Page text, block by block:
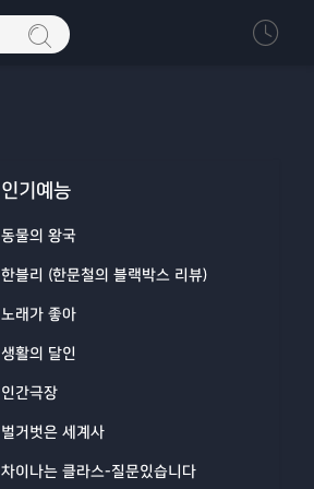
인기예능
동물의 왕국
한블리 (한문철의 블랙박스 리뷰)
노래가 좋아
생활의 달인
인간극장
벌거벗은 세계사
차이나는 클라스-질문있습니다